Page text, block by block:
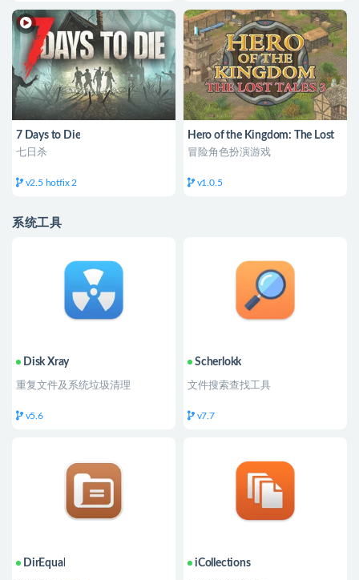
7 Days to Die
七日杀
v2.5 hotfix 2
Hero of the Kingdom: The Lost
Tales 3 王国英雄
冒险角色扮演游戏
v1.0.5
系统工具
Disk Xray
重复文件及系统垃圾清理
v5.6
Scherlokk
文件搜索查找工具
v7.7
DirEqual iCollections